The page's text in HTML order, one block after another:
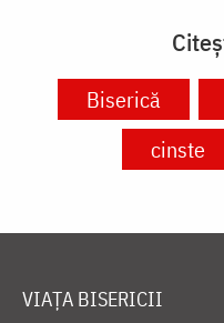
Biserică
cinste
VIAȚA BISERICII